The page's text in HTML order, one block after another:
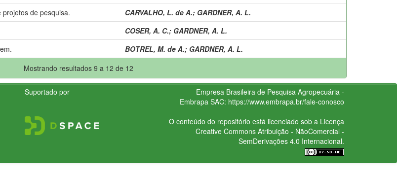
de pesquisa. CARVALHO, L. de A.; GARDNER, A. L.
COSER, A. C.; GARDNER, A. L.
BOTREL, M. de A.; GARDNER, A. L.
Mostrando resultados 9 a 12 de 12
Suportado por
Empresa Brasileira de Pesquisa Agropecuária -
Embrapa SAC: https://www.embrapa.br/fale-conosco
O conteúdo do repositório está licenciado sob a Licença
Creative CommonsAtribuição - NãoComercial -
SemDerivações 4.0 Internacional.